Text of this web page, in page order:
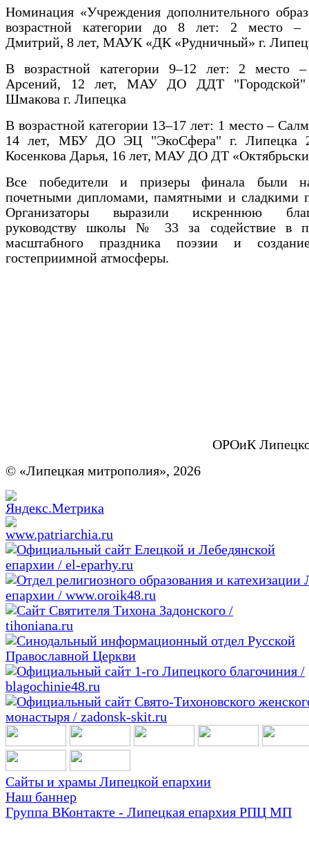
Номинация «Учреждения дополнительного
возрастной категории до 8 лет: 2 место –
Дмитрий, 8 лет, МАУК «ДК «Рудничный» г.
В возрастной категории 9–12 лет: 2 место –
Арсений, 12 лет, МАУ ДО ДДТ
Шмакова г. Липецка
В возрастной категории 13–17 лет: 1 место –
14 лет, МБУ ДО ЭЦ "ЭкоСфера" г. Липецка
Косенкова Дарья, 16 лет, МАУ ДО ДТ
Все победители и призеры финала были
почетными дипломами, памятными и сладкими
Организаторы выразили искреннюю
руководству школы № 33 за содействие в
масштабного праздника поэзии и
гостеприимной атмосферы.
ОРОиК
© «Липецкая митрополия», 2026
Сайты и храмы Липецкой епархии
Наш баннер
Группа ВКонтакте - Липецкая епархия РПЦ МП